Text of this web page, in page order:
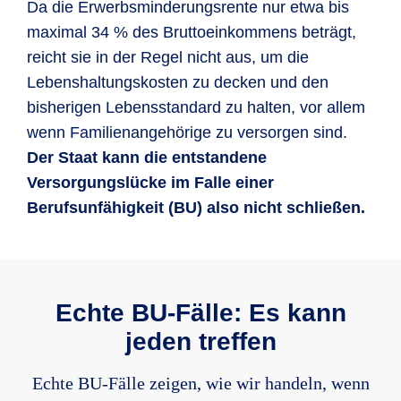
angerechnet.
Wiedereingliederungshilfe
Wir zahlen einmalig eine
Wiedereingliederungshilfe von sechs
Monatsrenten, maximal 6.000 EUR,
wenn die bisherige Berufstätigkeit
wegen der Berufsunfähigkeit
aufgegeben werden musste und
Sofortkapital
In der Tarifvariente premium zahlen
Selbstständige und Freiberufler sind nicht
automatisch in der gesetzlichen
Rentenversicherung abgesichert. Auch für
versicherungspflichtige und freiwillig versicherte
Selbständige gilt, dass sie für einen
Rentenanspruch die Wartezeit von 5 Jahren
erfüllt haben und drei Jahre Pflichtbeiträge
gezahlt haben müssen.
Lebenshaltungskosten zu decken und den
bisherigen Lebensstandard zu halten, vor allem
wenn Familienangehörige zu versorgen sind.
Der Staat kann die entstandene
Da die Erwerbsminderungsrente nur etwa bis
maximal 34 % des Bruttoeinkommens beträgt,
reicht sie in der Regel nicht aus, um die
Lebenshaltungskosten zu decken und den
bisherigen Lebensstandard zu halten, vor allem
wenn Familienangehörige zu versorgen sind.
Der Staat kann die entstandene
Versorgungslücke im Falle einer
Berufsunfähigkeit (BU) also nicht schließen.
Echte BU-Fälle: Es kann
jeden treffen
Echte BU-Fälle zeigen, wie wir handeln, wenn